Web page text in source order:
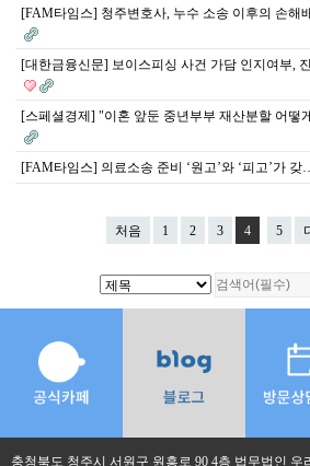
[FAM타임스] 청주변호사, 누수 소송 이후의 손해
[대한금융신문] 보이스피싱 사건 가담 인지여부,
[스페셜경제] "이혼 앞둔 중년부부 재산분할 어떻
[FAM타임스] 의료소송 준비 ‘원고’와 ‘피고’가 갖
처음 1 2 3 4 5
충청북도 청주시 서원구 원흥로 90 4층 법무법인 우